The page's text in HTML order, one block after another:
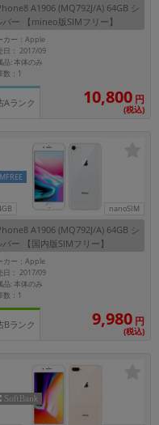
A1906 (MQ792J/A) 64GB シ
バー 【mineo版SIMフリー】
カー：Apple
日： 2017/09
品: 本体のみ
数：1
Aランク 10,800 円
(税込)
nanoSIM
A1906 (MQ792J/A) 64GB シ
バー 【国内版SIMフリー】
カー：Apple
日： 2017/09
品: 本体のみ
数：1
Bランク 9,980 円
(税込)